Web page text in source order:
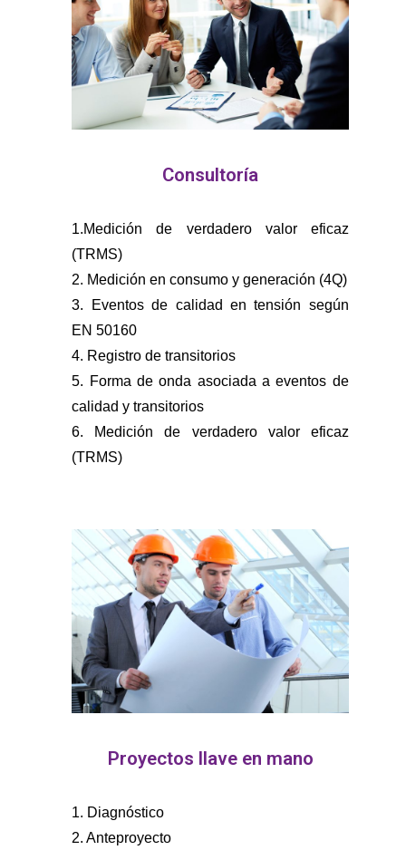
Consultoría
1.Medición de verdadero valor eficaz
(TRMS)
2. Medición en consumo y generación (4Q)
3. Eventos de calidad en tensión según
EN 50160
4. Registro de transitorios
5. Forma de onda asociada a eventos de
calidad y transitorios
6. Medición de verdadero valor eficaz
(TRMS)
Proyectos llave en mano
1. Diagnóstico
2. Anteproyecto